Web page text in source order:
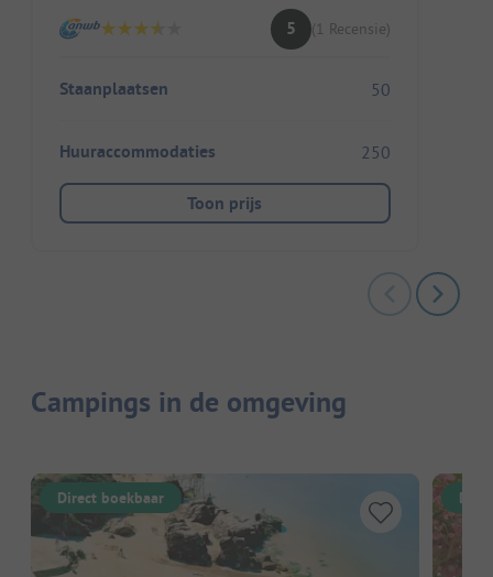
5 (1 Recensie)
Staanplaatsen 50
Huuraccommodaties 250
Toon prijs
Campings in de omgeving
Direct boekbaar